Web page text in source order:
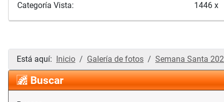
Categoría Vista:
1446 x
Está aquí: Inicio Galería de fotos Semana Santa
Buscar